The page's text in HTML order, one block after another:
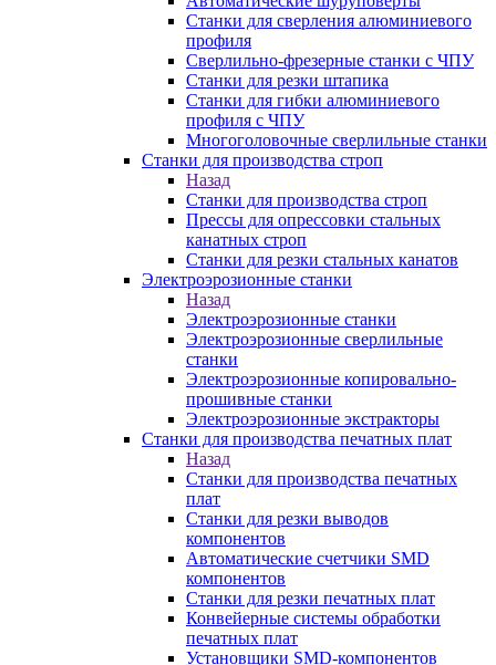
Станки для сверления алюминиевого
профиля
Сверлильно-фрезерные станки с ЧПУ
Станки для резки штапика
Станки для гибки алюминиевого
профиля с ЧПУ
Многоголовочные сверлильные станки
Станки для производства строп
Назад
Станки для производства строп
Прессы для опрессовки стальных
канатных строп
Станки для резки стальных канатов
Электроэрозионные станки
Назад
Электроэрозионные станки
Электроэрозионные сверлильные
станки
Электроэрозионные копировально-
прошивные станки
Электроэрозионные экстракторы
Станки для производства печатных плат
Назад
Станки для производства печатных
плат
Станки для резки выводов
компонентов
Автоматические счетчики SMD
компонентов
Станки для резки печатных плат
Конвейерные системы обработки
печатных плат
Установщики SMD-компонентов